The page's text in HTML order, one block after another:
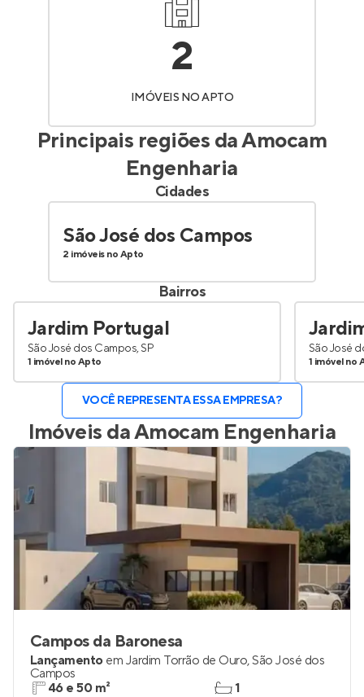
2
IMÓVEIS NO APTO
Principais regiões daAmocam
Engenharia
Cidades
São José dos Campos
2 imóveis no Apto
Bairros
Jardim Portugal
São José dos Campos, SP
1 imóvel no Apto
São José
1 imóvel no
VOCÊ REPRESENTA ESSA EMPRESA?
Imóveis daAmocam Engenharia
Campos da Baronesa
Lançamento em Jardim Torrão de Ouro,São José dos
Campos
46 e 50 m²
1